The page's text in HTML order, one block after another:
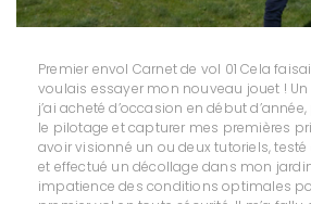
Premier envol Carnet de vol 01 Cela
voulais essayer mon nouveau jouet ! Un
j’ai acheté d’occasion en début
le pilotage et capturer mes premières
avoir visionné un ou deux tutoriels,
et effectué un décollage dans mon
impatience des conditions optimales